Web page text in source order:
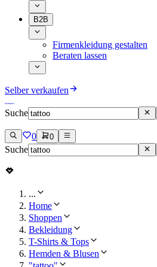
B2B
Firmenkleidung gestalten
Beraten lassen
Selber verkaufen
Suche
0 0
Suche
...
Home
Shoppen
Bekleidung
T-Shirts & Tops
Hemden & Blusen